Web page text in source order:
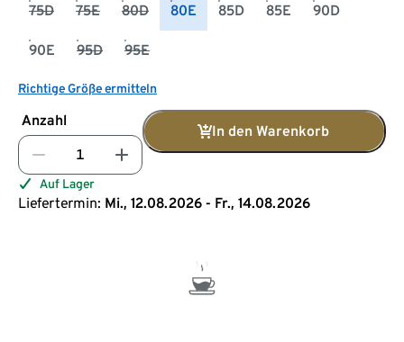
75D 75E 80D 80E 85D 85E 90D
90E 95D 95E
Richtige Größe ermitteln
Anzahl
In den Warenkorb
Auf Lager
Liefertermin: Mi., 12.08.2026 - Fr., 14.08.2026